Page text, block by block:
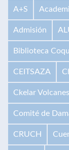
A+S
Admisión
Biblioteca
CEITSAZA
Ckelar Volcanes
Comité de
CRUCH